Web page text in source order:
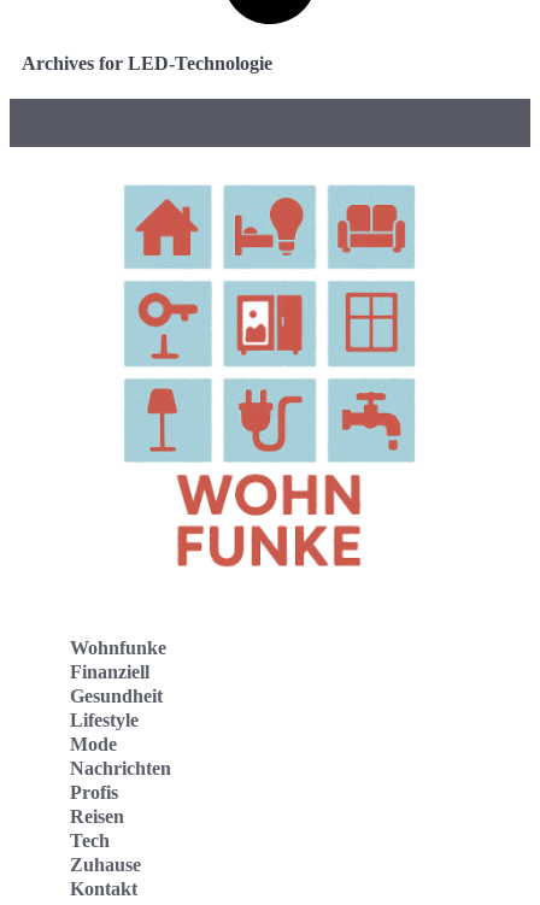
Archives for LED-Technologie
Wohnfunke
Finanziell
Gesundheit
Lifestyle
Mode
Nachrichten
Profis
Reisen
Tech
Zuhause
Kontakt